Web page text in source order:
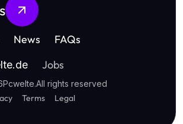
News FAQs
Jobs
Pcwelte.All rights reserved
Terms Legal